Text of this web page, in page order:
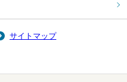
サイトマップ